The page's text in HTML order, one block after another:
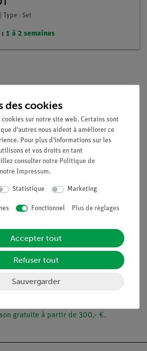
Type : Set
: 1 à 2 semaines
minimal
à forte intensité lumineuse
facile grâce à l'utilisation de la carte de
la démonstration
à des dispositifs directement
gratuite à partir de 300,- €.
des cookies
cookies sur notre site web. Certains sont
d'autres nous aident à améliorer ce
Pour plus d'informations sur les
et vos droits en tant
consulter notre Politique de
Impressum.
Statistique Marketing
Fonctionnel Plus de réglages
Accepter tout
Refuser tout
Sauvergarder